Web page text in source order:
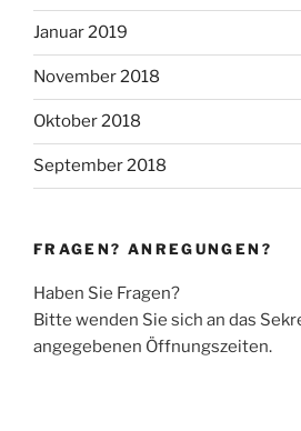
Januar 2019
November 2018
Oktober 2018
September 2018
FRAGEN? ANREGUNGEN?
Haben Sie Fragen?
Bitte wenden Sie sich an das
angegebenen Öffnungszeiten.